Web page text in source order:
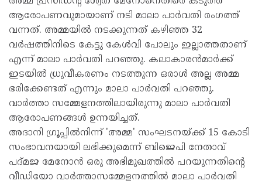
ആരോപണവുമായാണ് നടി മാലാ പാര്‍വതി രംഗത്ത്
വന്നത്. അമ്മയില്‍ നടക്കുന്നത് കഴിഞ്ഞ 32
വര്‍ഷത്തിനിടെ കേട്ടു കേള്‍വി പോലും ഇല്ലാത്തതാണ്
എന്ന് മാലാ പാര്‍വതി പറഞ്ഞു. കലാകാരന്‍മാര്‍ക്ക്
ഇടയില്‍ ധ്രുവീകരണം നടത്തുന്ന ഒരാള്‍ അല്ല അമ്മ
ഭരിക്കേണ്ടത് എന്നും മാലാ പാര്‍വതി പറഞ്ഞു.
വാര്‍ത്താ സമ്മേളനത്തിലായിരുന്നു മാലാ പാര്‍വതി
ആരോപണങ്ങള്‍ ഉന്നയിച്ചത്.
അദാനി ഗ്രൂപ്പില്‍നിന്ന് 'അമ്മ' സംഘടനയ്ക്ക് 15 കോടി
സംഭാവനയായി ലഭിക്കുമെന്ന് ബിജെപി നേതാവ്
പദ്മജ മേനോന്‍ ഒരു അഭിമുഖത്തില്‍ പറയുന്നതിന്റെ
വീഡിയോ വാര്‍ത്താസമ്മേളനത്തില്‍ മാലാ പാര്‍വതി